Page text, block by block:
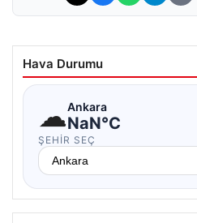
Hava Durumu
☁Ankara
NaN°C
ŞEHIR SEÇ